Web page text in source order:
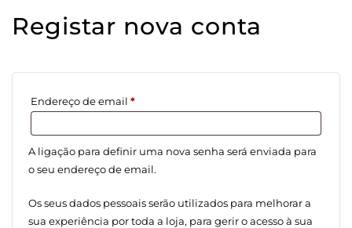
Registar nova conta
Endereço de email *Obrigatório
A ligação para definir uma nova senha será enviada para
o seu endereço de email.
Os seus dados pessoais serão utilizados para melhorar a
sua experiência por toda a loja, para gerir o acesso à sua